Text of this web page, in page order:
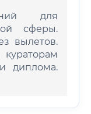
для
сферы.
вылетов.
диплома.